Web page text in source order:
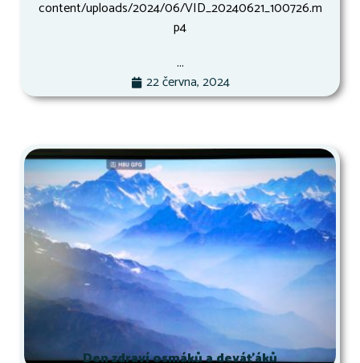
content/uploads/2024/06/VID_20240621_100726.m
p4
...
22 června, 2024
Den zdraví osmáků a deváťáků